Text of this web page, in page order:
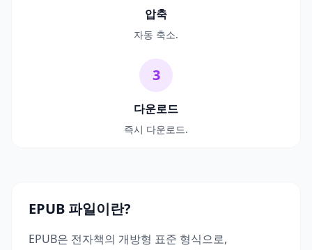
압축
자동 축소.
3
다운로드
즉시 다운로드.
EPUB 파일이란?
EPUB은 전자책의 개방형 표준 형식으로,